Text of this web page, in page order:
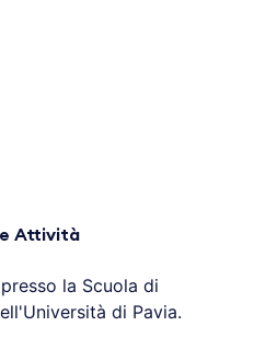
Attività
la Scuola di
di Pavia.